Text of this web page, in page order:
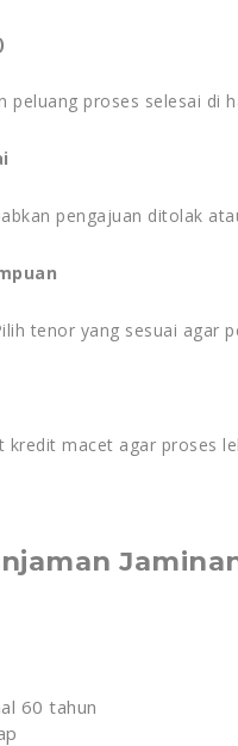
peluang proses selesai di
pengajuan ditolak
tenor yang sesuai agar
macet agar proses
60 tahun